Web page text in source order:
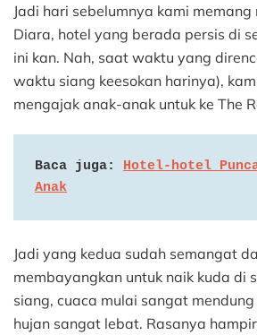
Jadi hari sebelumnya kami
Diara, hotel yang berada persis di
ini kan. Nah, saat waktu yang
waktu siang keesokan harinya),
mengajak anak-anak untuk ke The
Baca juga: Hotel-hotel
Anak
Jadi yang kedua sudah semangat
membayangkan untuk naik kuda di
siang, cuaca mulai sangat
hujan sangat lebat. Rasanya